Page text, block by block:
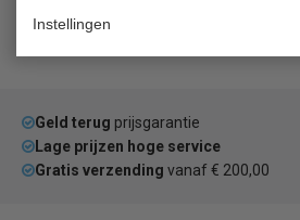
Instellingen
Geld terug prijsgarantie
Lage prijzen hoge service
Gratis verzending vanaf € 200,00